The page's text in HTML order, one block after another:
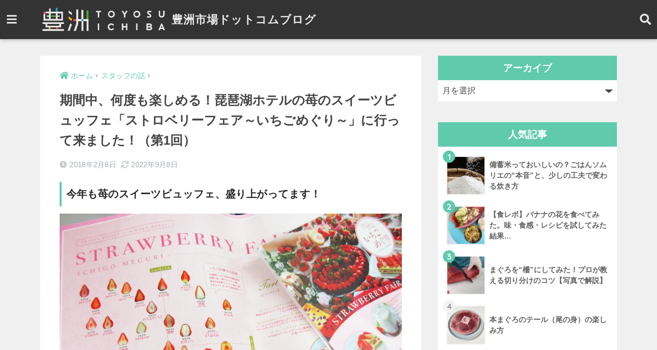
豊洲市場ドットコムブログ
ホーム スタッフの話
期間中、何度も楽しめる！琵琶湖ホテルの苺のスイーツビ
ュッフェ「ストロベリーフェア～いちごめぐり～」に行っ
て来ました！（第1回）
2018年2月8日 2022年9月8日
今年も苺のスイーツビュッフェ、盛り上がってます！
アーカイブ
人気記事
1
備蓄米っておいしいの？ごはんソム
リエの“本音”と、少しの工夫で変わ
る炊き方
2
【食レポ】バナナの花を食べてみ
た。味・食感・レシピを試してみた
結果…
3
まぐろを“柵”にしてみた！プロが教
える切り分けのコツ【写真で解説】
4
本まぐろのテール（尾の身）の楽し
み方